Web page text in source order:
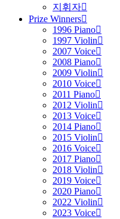
지휘자
Prize Winners
1996 Piano
1997 Violin
2007 Voice
2008 Piano
2009 Violin
2010 Voice
2011 Piano
2012 Violin
2013 Voice
2014 Piano
2015 Violin
2016 Voice
2017 Piano
2018 Violin
2019 Voice
2020 Piano
2022 Violin
2023 Voice